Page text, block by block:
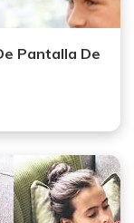
Pantalla De